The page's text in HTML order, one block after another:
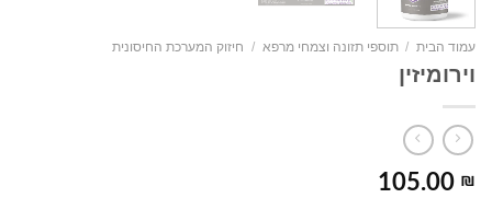
עמוד הבית / תוספי תזונה וצמחי מרפא / חיזוק המערכת החיסונית
וירומיזין
105.00 ₪